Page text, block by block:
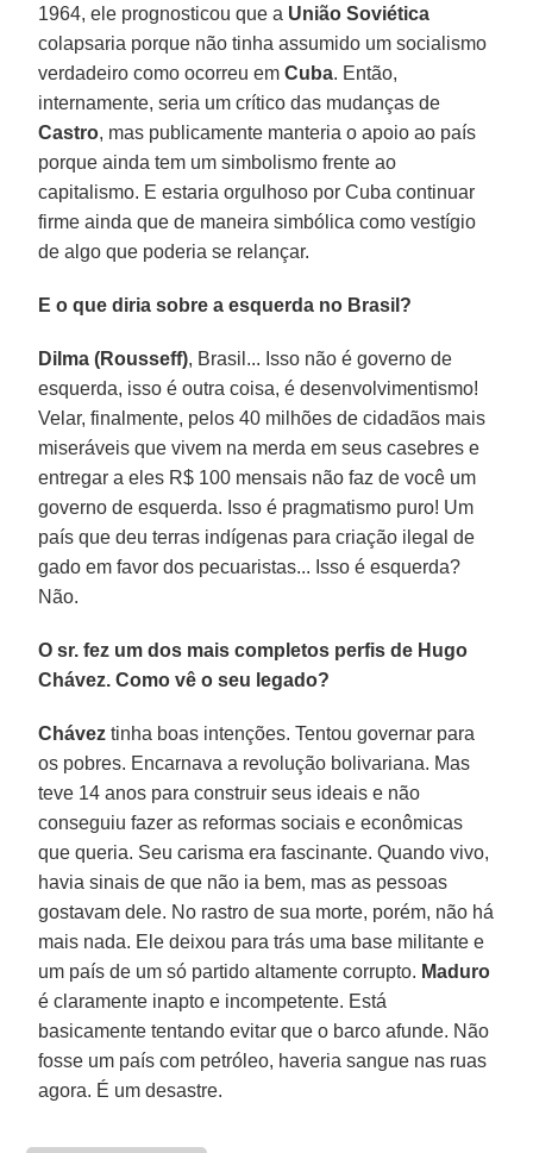
1964, ele prognosticou que a União Soviética
colapsaria porque não tinha assumido um socialismo
verdadeiro como ocorreu emCuba. Então,
internamente, seria um crítico das mudanças de
Castro, mas publicamente manteria o apoio ao país
porque ainda tem um simbolismo frente ao
capitalismo. E estaria orgulhoso por Cuba continuar
firme ainda que de maneira simbólica como vestígio
de algo que poderia se relançar.
E o que diria sobre a esquerda no Brasil?
Dilma (Rousseff), Brasil... Isso não é governo de
esquerda, isso é outra coisa, é desenvolvimentismo!
Velar, finalmente, pelos 40 milhões de cidadãos mais
miseráveis que vivem na merda em seus casebres e
entregar a eles R$ 100 mensais não faz de você um
governo de esquerda. Isso é pragmatismo puro! Um
país que deu terras indígenas para criação ilegal de
gado em favor dos pecuaristas... Isso é esquerda?
Não.
O sr. fez um dos mais completos perfis de Hugo
Chávez. Como vê o seu legado?
Chávez tinha boas intenções. Tentou governar para
os pobres. Encarnava a revolução bolivariana. Mas
teve 14 anos para construir seus ideais e não
conseguiu fazer as reformas sociais e econômicas
que queria. Seu carisma era fascinante. Quando vivo,
havia sinais de que não ia bem, mas as pessoas
gostavam dele. No rastro de sua morte, porém, não há
mais nada. Ele deixou para trás uma base militante e
um país de um só partido altamente corrupto. Maduro
é claramente inapto e incompetente. Está
basicamente tentando evitar que o barco afunde. Não
fosse um país com petróleo, haveria sangue nas ruas
agora. É um desastre.